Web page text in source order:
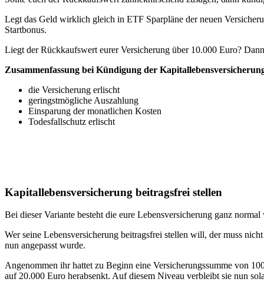
Legt das Geld wirklich gleich in ETF Sparpläne der neuen
Startbonus.
Liegt der Rückkaufswert eurer Versicherung über 10.000 Euro?
Zusammenfassung bei Kündigung der
die Versicherung erlischt
geringstmögliche Auszahlung
Einsparung der monatlichen Kosten
Todesfallschutz erlischt
Kapitallebensversicherung beitragsfrei stellen
Bei dieser Variante besteht die eure Lebensversicherung ganz
Wer seine Lebensversicherung beitragsfrei stellen will, der muss
nun angepasst wurde.
Angenommen ihr hattet zu Beginn eine Versicherungssumme von
auf 20.000 Euro herabsenkt. Auf diesem Niveau verbleibt sie nun